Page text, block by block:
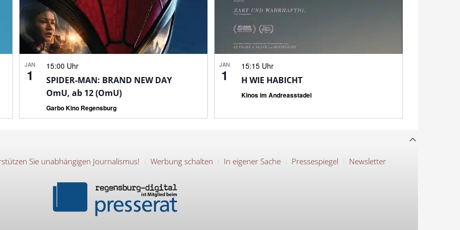
JAN
1
15:00 Uhr
SPIDER-MAN: BRAND NEW DAY
OmU, ab 12 (OmU)
Garbo Kino Regensburg
JAN
1
15:15 Uhr
H WIE HABICHT
Kinos im Andreasstadel
Sie unabhängigen Journalismus! Werbung schalten In eigener Sache Pressespiegel Newsletter